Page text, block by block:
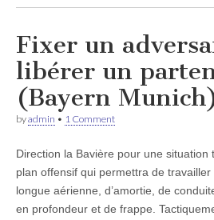
Fixer un
libérer un
(Bayern
byadmin • 1 Comment
Direction la Bavière pour une situation
plan offensif qui permettra de
longue aérienne, d’amortie, de
en profondeur et de frappe.